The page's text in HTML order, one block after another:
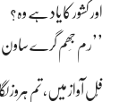
اور کشور کا یاد ہے وہ؟
’’ر ِم جِھم گرے ساون‘‘
فُل آواز میں، تم ہروز